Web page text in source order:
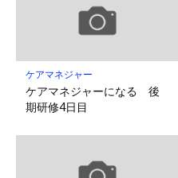
ケアマネジャー
ケアマネジャーになる 後
期研修4日目